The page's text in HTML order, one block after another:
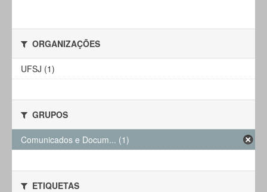
ORGANIZAÇÕES
UFSJ (1)
GRUPOS
Comunicados e Docum... (1)
ETIQUETAS